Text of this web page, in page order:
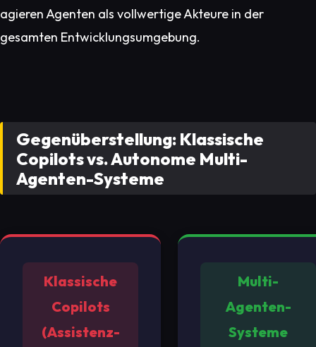
agieren Agenten als vollwertige Akteure in der
gesamten Entwicklungsumgebung.
Gegenüberstellung: Klassische
Copilots vs. Autonome Multi-
Agenten-Systeme
Klassische
Copilots
(Assistenz-
Multi-
Agenten-
Systeme